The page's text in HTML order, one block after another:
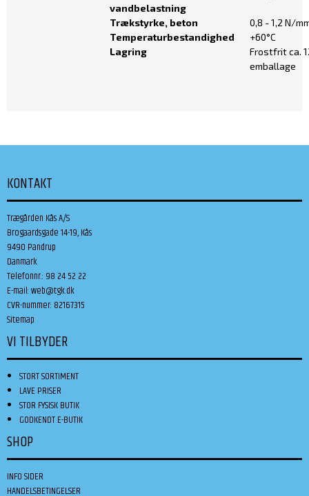
vandbelastning
Trækstyrke, beton
0,8 - 1,2 N/
Temperaturbestandighed
+60°C
Lagring
Frostfrit ca.
emballage
KONTAKT
Trægården Kås A/S
Brogaardsgade 14-19, Kås
9490 Pandrup
Danmark
Telefonnr.: 98 24 52 22
E-mail:web@tgk.dk
CVR-nummer: 82167315
Sitemap
VI TILBYDER
STORT SORTIMENT
LAVE PRISER
STOR FYSISK BUTIK
GODKENDT E-BUTIK
SHOP
INFO SIDER
HANDELSBETINGELSER